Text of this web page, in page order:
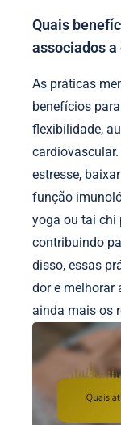
Quais
associados
As práticas
benefícios
flexibilidade,
estresse,
função
yoga ou tai chi
contribuindo
disso, essas
dor e melhorar
ainda mais os